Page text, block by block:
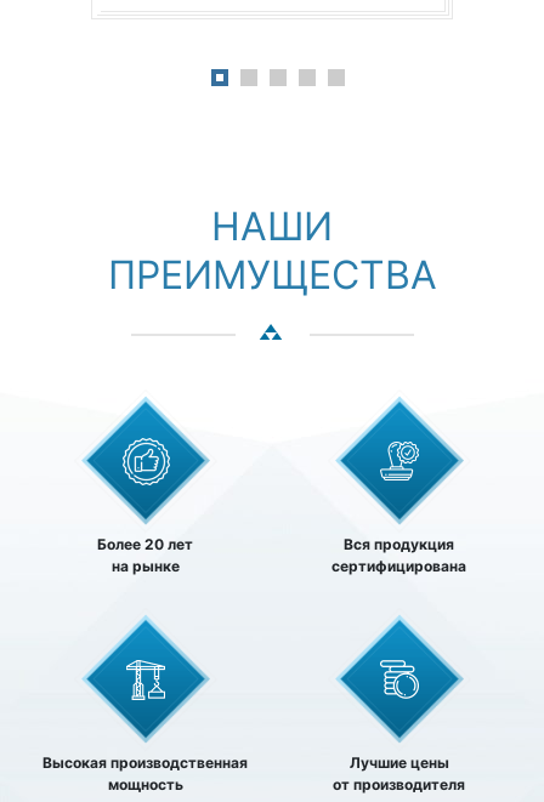
НАШИ
ПРЕИМУЩЕСТВА
Более 20 лет
на рынке
Вся продукция
сертифицирована
Высокая производственная
мощность
Лучшие цены
от производителя